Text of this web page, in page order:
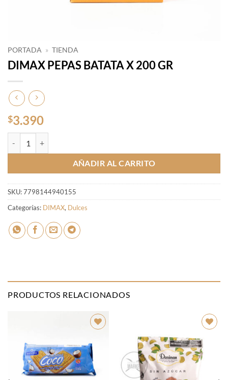
PORTADA » TIENDA
DIMAX PEPAS BATATA X 200 GR
$3.390
AÑADIR AL CARRITO
SKU:7798144940155
Categorías: DIMAX, Dulces
PRODUCTOS RELACIONADOS
a la
lista de
deseos
Añadir
a la
lista de
deseos